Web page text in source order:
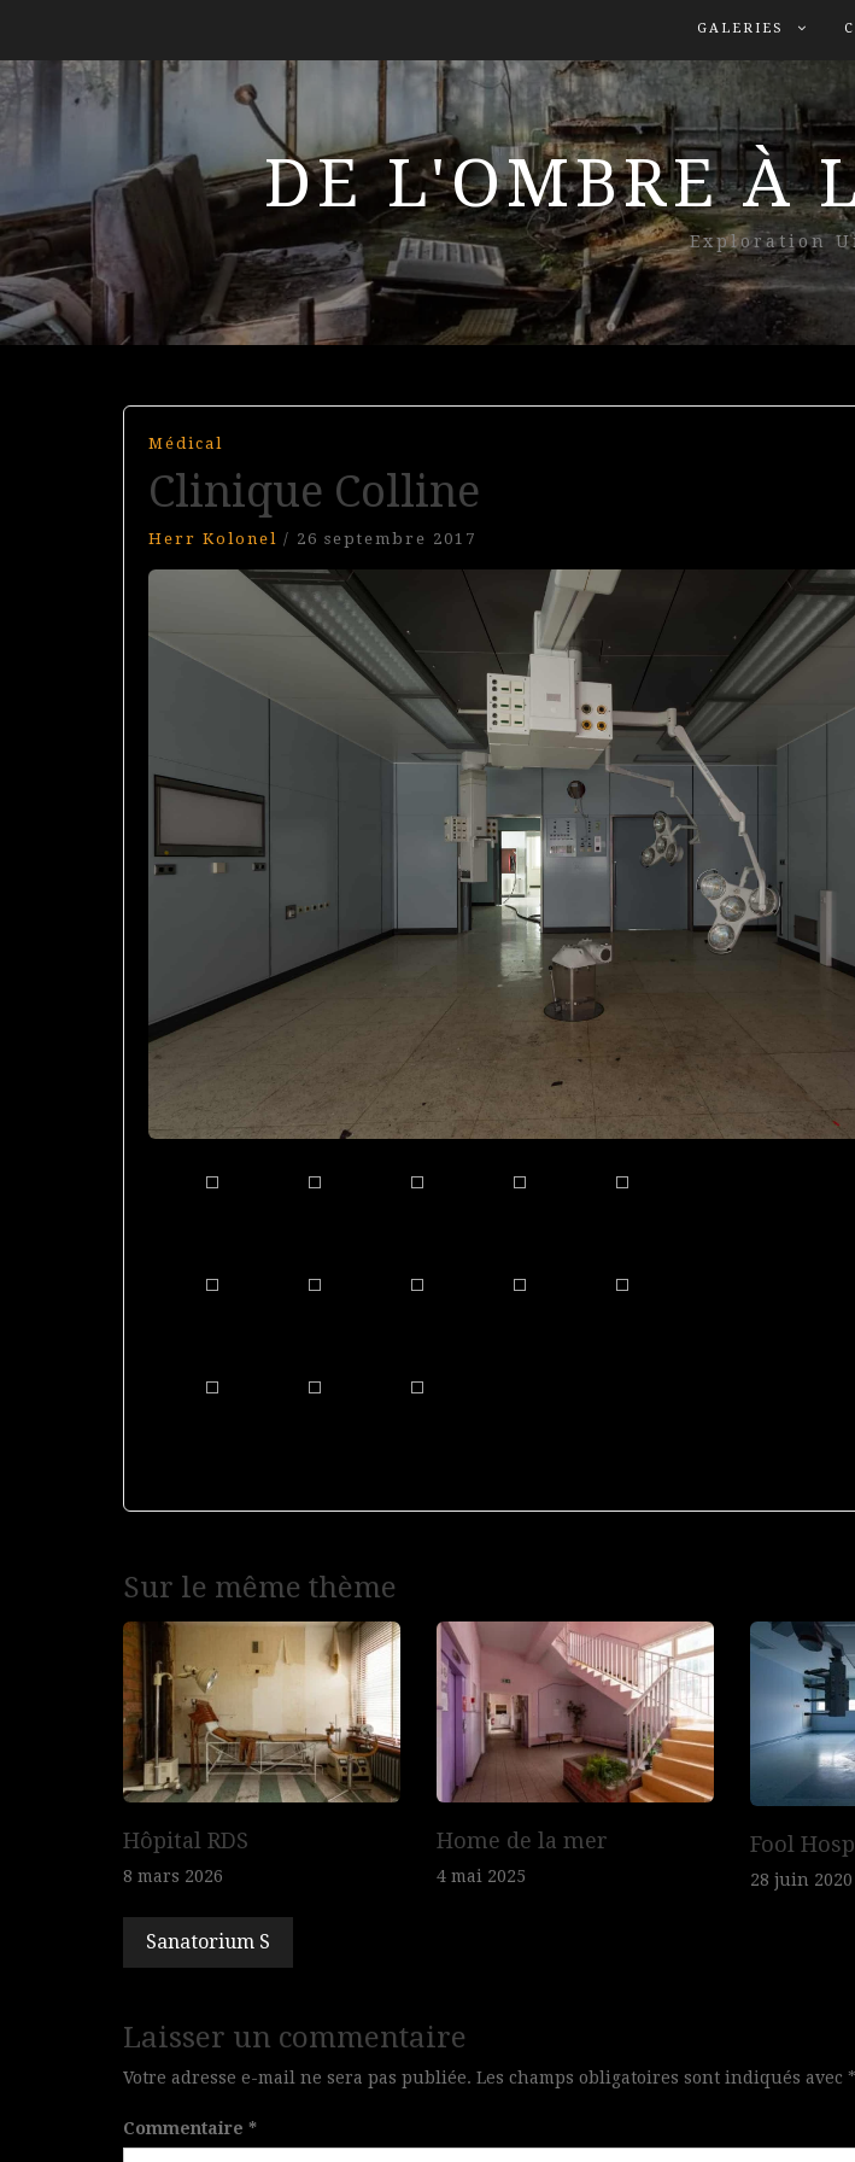
GALERIES
DE L'OMBRE À
Exploration
Médical
Clinique Colline
Herr Kolonel / 26 septembre 2017
Sur le même thème
Hôpital RDS
8 mars 2026
Home de la mer
4 mai 2025
Fool
28 juin 2020
Navigation
de
l’article
Sanatorium S
Laisser un commentaire
Votre adresse e-mail ne sera pas publiée. Les champs obligatoires sont indiqués avec *
Commentaire *